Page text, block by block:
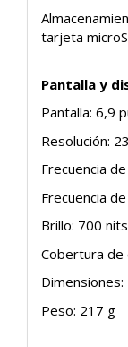
tarjeta
Pantalla y
Pantalla: 6,9
Resolución:
Frecuencia
Frecuencia
Brillo: 700
Cobertura de
Peso: 217 g